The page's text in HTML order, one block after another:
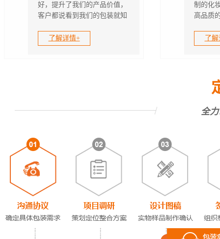
好，提升了我们的产品价值，
客户都说看到我们的包装就知
以昌包装值!我们会...
了解详情+
制的化
高品质
时，高
了
全